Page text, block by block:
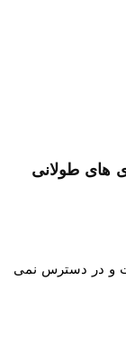
های طولانی
و در دسترس نمی